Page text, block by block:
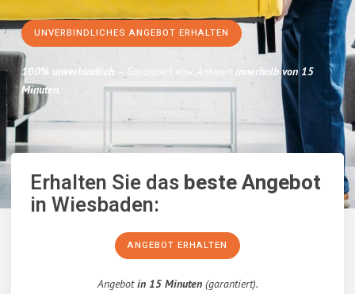
UNVERBINDLICHES ANGEBOT ERHALTEN
100% unverbindlich – Garantiert eine Antwort innerhalb von 15
Minuten.
Erhalten Sie dasbeste Angebot
in Wiesbaden:
ANGEBOT ERHALTEN
Angebotin 15 Minuten(garantiert).